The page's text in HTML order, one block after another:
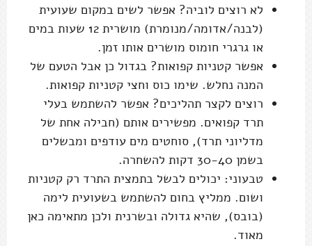
לא רוצים לוביה? אפשר לשים במקום שעועית
(לבנה/אדומה/מנומרת) מושרית 12 שעות במים
או גרגרי חומוס מושרים אותו זמן.
אפשר קטניות קפואות? בגדול כן אבל הטעם של
המנה נחלש. שימו כוס וחצי קטניות קפואות.
רוצים לקצר תהליכים? אפשר להשתמש בעלי
תרד קפואים. מפשירים אותם (חבילה אחת של
מדליוני תרד), סוחטים מים עודפים ומבשלים
בשמן 30-40 דקות להשחרה.
טבעוני: יכולים לבשל בתמצית התרד רק קטניות
ושום. ממליץ בחום להשתמש בשעועית לימה
(בובס), שהיא גדולה ובשרנית ולכן מתאימה כאן
מאוד.